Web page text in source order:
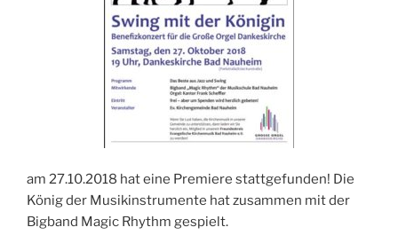
am 27.10.2018 hat eine Premiere stattgefunden! Die
König der Musikinstrumente hat zusammen mit der
Bigband Magic Rhythm gespielt.